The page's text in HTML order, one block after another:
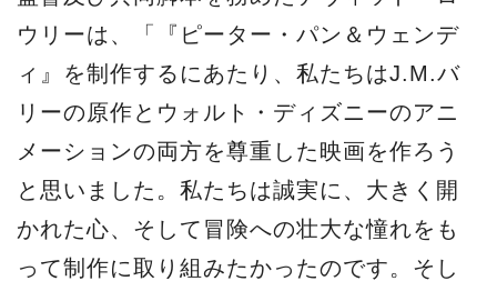
ウリーは、「『ピーター・パン＆ウェンデ
ィ』を制作するにあたり、私たちはJ.M.バ
リーの原作とウォルト・ディズニーのアニ
メーションの両方を尊重した映画を作ろう
と思いました。私たちは誠実に、大きく開
かれた心、そして冒険への壮大な憧れをも
って制作に取り組みたかったのです。そし